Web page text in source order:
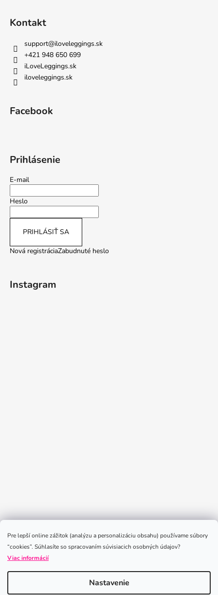
Pre lepší online zážitok (analýzu a personalizáciu obsahu) používame súbory
“cookies”. Súhlasíte so spracovaním súvisiacich osobných údajov?
Viac informácií
Nastavenie
Kontakt
support@iloveleggings.sk
+421 948 650 699
iLoveLeggings.sk
iloveleggings.sk
Facebook
Prihlásenie
E-mail
Heslo
PRIHLÁSIŤ SA
Nová registráciaZabudnuté heslo
Instagram
Sledovať na Instagrame